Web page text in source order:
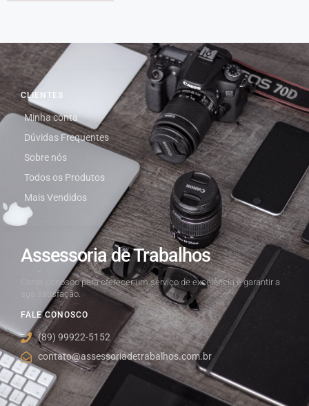
Assessoria de Trabalhos
Conte conosco para oferecer um serviço de excelência e garantir a
sua satisfação.
FALE CONOSCO
(89) 99922-5152
contato@assessoriadetrabalhos.com.br
CLIENTES
Minha conta
Dúvidas Frequentes
Sobre nós
Todos os Produtos
Mais Vendidos